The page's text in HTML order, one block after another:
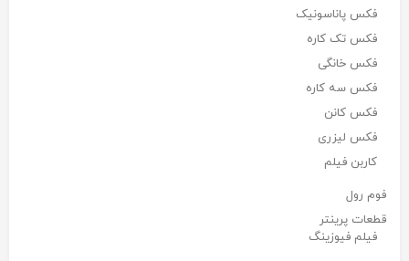
فکس پاناسونیک
فکس تک کاره
فکس خانگی
فکس سه کاره
فکس کانن
فکس لیزری
کاربن فیلم
فوم رول
قطعات پرینتر
فیلم فیوزینگ